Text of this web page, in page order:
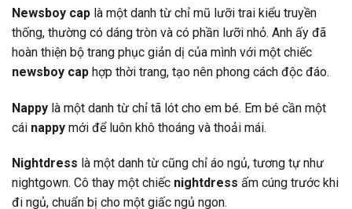
Newsboy cap là một danh từ chỉ mũ lưỡi trai kiểu truyền
thống, thường có dáng tròn và có phần lưỡi nhỏ. Anh ấy đã
hoàn thiện bộ trang phục giản dị của mình với một chiếc
newsboy cap hợp thời trang, tạo nên phong cách độc đáo.
Nappy là một danh từ chỉ tã lót cho em bé. Em bé cần một
cái nappy mới để luôn khô thoáng và thoải mái.
Nightdress là một danh từ cũng chỉ áo ngủ, tương tự như
nightgown. Cô thay một chiếc nightdress ấm cúng trước khi
đi ngủ, chuẩn bị cho một giấc ngủ ngon.